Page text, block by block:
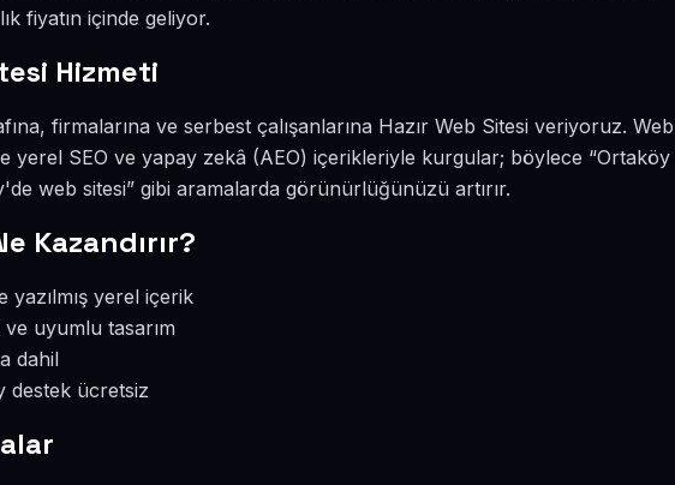
fiyatın içinde geliyor.
Hizmeti
firmalarına ve serbest çalışanlarına Hazır Web Sitesi veriyoruz. Web
yerel SEO ve yapay zekâ (AEO) içerikleriyle kurgular; böylece “Ortaköy
web sitesi” gibi aramalarda görünürlüğünüzü artırır.
Kazandırır?
yerel içerik
ve uyumlu tasarım
dahil
destek ücretsiz